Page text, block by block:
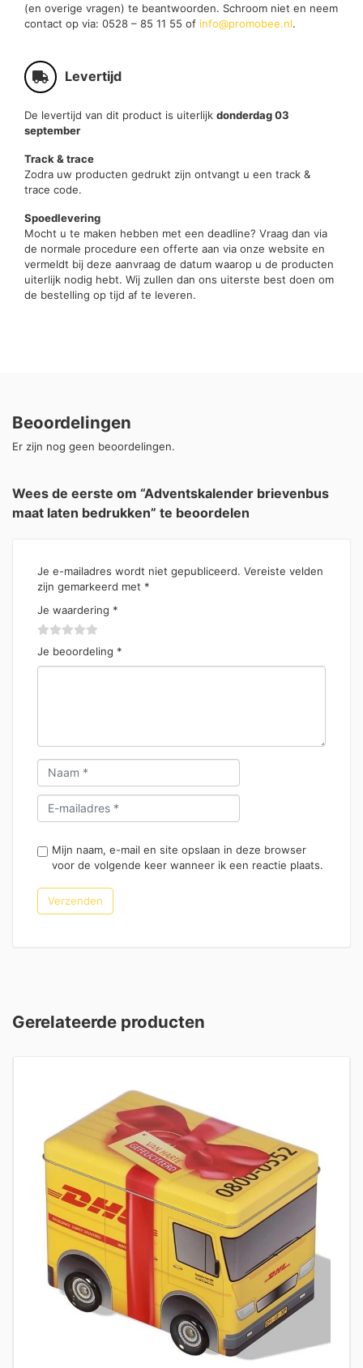
(en overige vragen) te beantwoorden. Schroom niet en neem
contact op via: 0528 – 85 11 55 of info@promobee.nl.
Levertijd
De levertijd van dit product is uiterlijk donderdag 03
september
Track & trace
Zodra uw producten gedrukt zijn ontvangt u een track &
trace code.
Spoedlevering
Mocht u te maken hebben met een deadline? Vraag dan via
de normale procedure een offerte aan via onze website en
vermeldt bij deze aanvraag de datum waarop u de producten
uiterlijk nodig hebt. Wij zullen dan ons uiterste best doen om
de bestelling op tijd af te leveren.
Beoordelingen
Er zijn nog geen beoordelingen.
Wees de eerste om “Adventskalender brievenbus
maat laten bedrukken” te beoordelen
Je e-mailadres wordt niet gepubliceerd. Vereiste velden
zijn gemarkeerd met *
Je waardering *
Je beoordeling *
Mijn naam, e-mail en site opslaan in deze browser
voor de volgende keer wanneer ik een reactie plaats.
Gerelateerde producten